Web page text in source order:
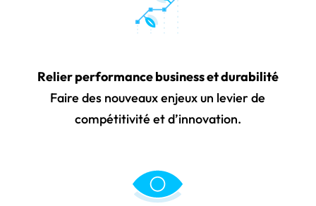
Relier performance business et durabilité
Faire des nouveaux enjeux un levier de
compétitivité et d’innovation.